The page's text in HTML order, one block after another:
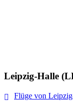
Leipzig-Halle
Flüge von